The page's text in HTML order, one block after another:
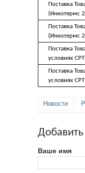
Поставка
(Инкотермс
Поставка
(Инкотермс
Поставка
условиях
Поставка
условиях
Новости
Ваше имя